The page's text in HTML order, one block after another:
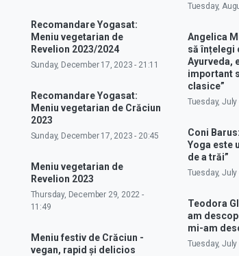
Recomandare Yogasat:
Meniu vegetarian de
Revelion 2023/2024
Sunday, December 17, 2023 - 21:11
Recomandare Yogasat:
Meniu vegetarian de Crăciun
2023
Sunday, December 17, 2023 - 20:45
Meniu vegetarian de
Revelion 2023
Thursday, December 29, 2022 -
11:49
Meniu festiv de Crăciun -
vegan, rapid și delicios
Tuesday,
Angelica
să înțelegi
Ayurveda,
important
clasice”
Tuesday, July
Coni
Yoga este
de a trăi”
Tuesday,
Teodora
am
mi-am
Tuesday,